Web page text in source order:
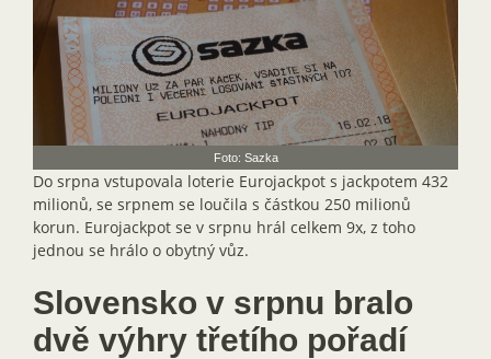
Foto: Sazka
Do srpna vstupovala loterie Eurojackpot s jackpotem 432
milionů, se srpnem se loučila s částkou 250 milionů
korun. Eurojackpot se v srpnu hrál celkem 9x, z toho
jednou se hrálo o obytný vůz.
Slovensko v srpnu bralo
dvě výhry třetího pořadí